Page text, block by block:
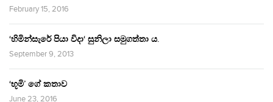
February 15, 2016
‘හිමින්සැරේ පියා විදා‘ සුනිලා සමුගත්තා ය.
September 9, 2013
‘භූමි’ ගේ කතාව
June 23, 2016